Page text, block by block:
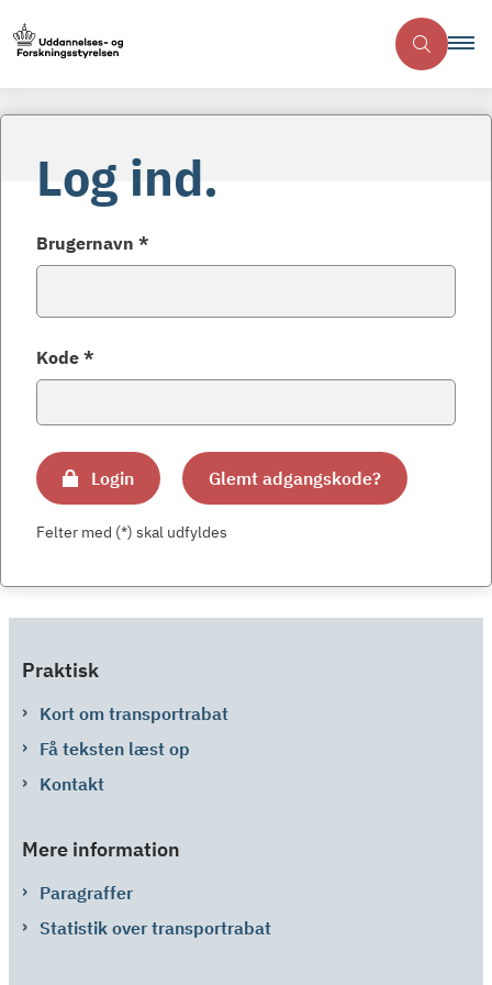
Log ind.
Brugernavn *
Kode *
Login Glemt adgangskode?
Felter med (*) skal udfyldes
Praktisk
Kort om transportrabat
Få teksten læst op
Kontakt
Mere information
Paragraffer
Statistik over transportrabat